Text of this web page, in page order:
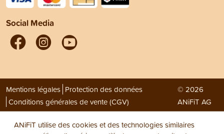
Social Media
Mentions légales Protection des données
Conditions générales de vente (CGV)
© 2026
ANiFiT AG
ANiFiT utilise des cookies et des technologies similaires